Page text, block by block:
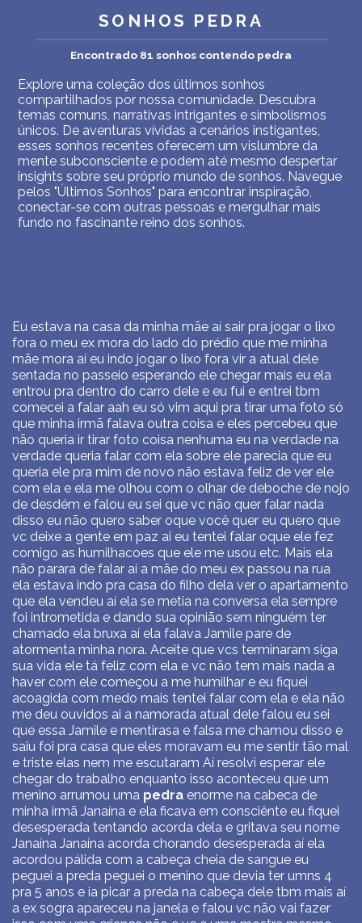
SONHOS PEDRA
Encontrado 81 sonhos contendo pedra
Explore uma coleção dos últimos sonhos
compartilhados por nossa comunidade. Descubra
temas comuns, narrativas intrigantes e simbolismos
únicos. De aventuras vívidas a cenários instigantes,
esses sonhos recentes oferecem um vislumbre da
mente subconsciente e podem até mesmo despertar
insights sobre seu próprio mundo de sonhos. Navegue
pelos "Últimos Sonhos" para encontrar inspiração,
conectar-se com outras pessoas e mergulhar mais
fundo no fascinante reino dos sonhos.
Eu estava na casa da minha mãe aí sair pra jogar o lixo
fora o meu ex mora do lado do prédio que me minha
mãe mora aí eu indo jogar o lixo fora vir a atual dele
sentada no passeio esperando ele chegar mais eu ela
entrou pra dentro do carro dele e eu fui e entrei tbm
comecei a falar aah eu só vim aqui pra tirar uma foto só
que minha irmã falava outra coisa e eles percebeu que
não queria ir tirar foto coisa nenhuma eu na verdade na
verdade queria falar com ela sobre ele parecia que eu
queria ele pra mim de novo não estava feliz de ver ele
com ela e ela me olhou com o olhar de deboche de nojo
de desdém e falou eu sei que vc não quer falar nada
disso eu não quero saber oque você quer eu quero que
vc deixe a gente em paz ai eu tentei falar oque ele fez
comigo as humilhacoes que ele me usou etc. Mais ela
não parara de falar aí a mãe do meu ex passou na rua
ela estava indo pra casa do filho dela ver o apartamento
que ela vendeu aí ela se metia na conversa ela sempre
foi intrometida e dando sua opinião sem ninguém ter
chamado ela bruxa aí ela falava Jamile pare de
atormenta minha nora. Aceite que vcs terminaram siga
sua vida ele tá feliz com ela e vc não tem mais nada a
haver com ele começou a me humilhar e eu fiquei
acoagida com medo mais tentei falar com ela e ela não
me deu ouvidos ai a namorada atual dele falou eu sei
que essa Jamile e mentirasa e falsa me chamou disso e
saiu foi pra casa que eles moravam eu me sentir tão mal
e triste elas nem me escutaram Aí resolvi esperar ele
chegar do trabalho enquanto isso aconteceu que um
menino arrumou uma pedra enorme na cabeca de
minha irmã Janaína e ela ficava em consciênte eu fiquei
desesperada tentando acorda dela e gritava seu nome
Janaína Janaína acorda chorando desesperada aí ela
acordou pálida com a cabeça cheia de sangue eu
peguei a preda peguei o menino que devia ter umns 4
pra 5 anos e ia picar a preda na cabeça dele tbm mais aí
a ex sogra apareceu na janela e falou vc não vai fazer